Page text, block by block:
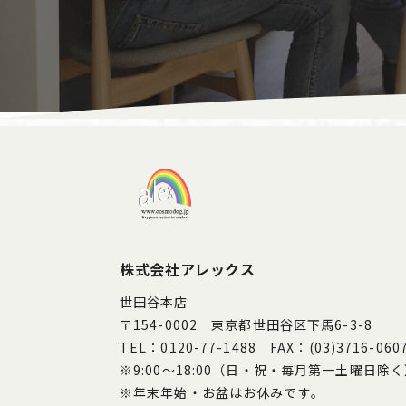
株式会社アレックス
世田谷本店
〒154-0002 東京都世田谷区下馬6-3-8
TEL：0120-77-1488 FAX：(03)3716-
※9:00～18:00（日・祝・毎月第一土曜日除
※年末年始・お盆はお休みです。